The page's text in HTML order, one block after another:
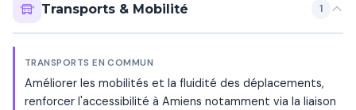
Transports & Mobilité 1
TRANSPORTS EN COMMUN
Améliorer les mobilités et la fluidité des déplacements,
renforcer l'accessibilité à Amiens notamment via la liaison